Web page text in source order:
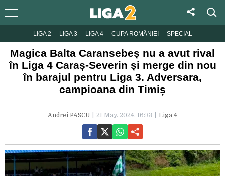
LIGA 2 LIGA 3 LIGA 4 CUPA ROMÂNIEI SPECIAL
Magica Balta Caransebeș nu a avut rival
în Liga 4 Caraș-Severin și merge din nou
în barajul pentru Liga 3. Adversara,
campioana din Timiș
Andrei PASCU 21 May. 2024, 16:33 Liga 4